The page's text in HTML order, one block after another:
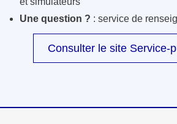
Une question ? : service de
Consulter le site Service-